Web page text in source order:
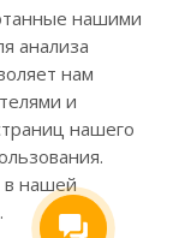
магазин
Практик.
дверей.
справочный
офертой,
нашими
анализа
нам
и
нашего
в нашей
.